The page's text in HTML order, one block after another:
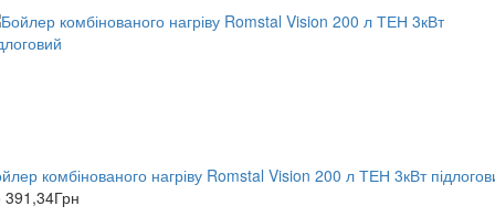
комбінованого нагріву Romstal Vision 200 л ТЕН 3кВт
391,34Грн